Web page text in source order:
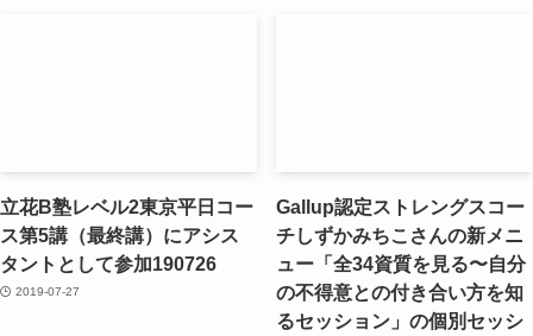
立花B塾レベル2東京平日コー
ス第5講（最終講）にアシス
タントとして参加190726
2019-07-27
Gallup認定ストレングスコー
チしずかみちこさんの新メニ
ュー「全34資質を見る〜自分
の不得意との付き合い方を知
るセッション」の個別セッシ